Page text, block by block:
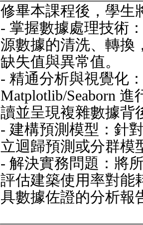
修畢本課程後，學生
- 掌握數據處理技術
源數據的清洗、轉換
缺失值與異常值。
- 精通分析與視覺化
Matplotlib/Seaborn
讀並呈現複雜數據背
- 建構預測模型：針
立迴歸預測或分群模
- 解決實務問題：將
評估建築使用率對能
具數據佐證的分析報